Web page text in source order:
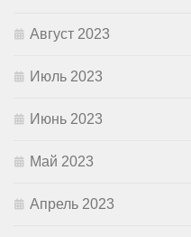
Август 2023
Июль 2023
Июнь 2023
Май 2023
Апрель 2023